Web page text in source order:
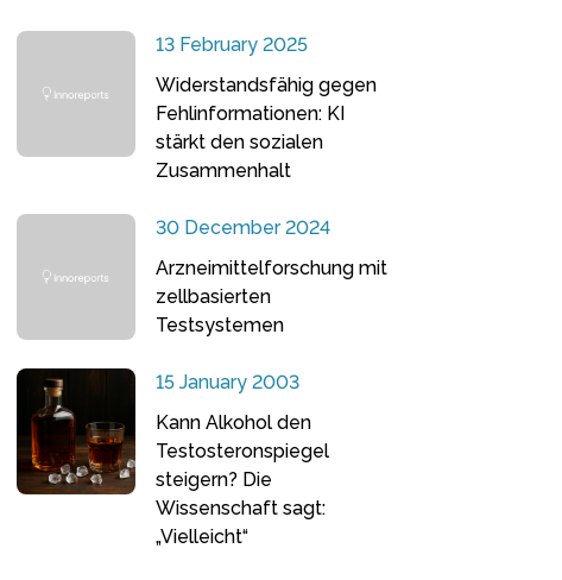
13 February 2025
Widerstandsfähig gegen
Fehlinformationen: KI
stärkt den sozialen
Zusammenhalt
30 December 2024
Arzneimittelforschung mit
zellbasierten
Testsystemen
15 January 2003
Kann Alkohol den
Testosteronspiegel
steigern? Die
Wissenschaft sagt:
„Vielleicht“